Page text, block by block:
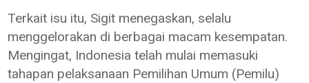
Terkait isu itu, Sigit menegaskan, selalu
menggelorakan di berbagai macam kesempatan.
Mengingat, Indonesia telah mulai memasuki
tahapan pelaksanaan Pemilihan Umum (Pemilu)